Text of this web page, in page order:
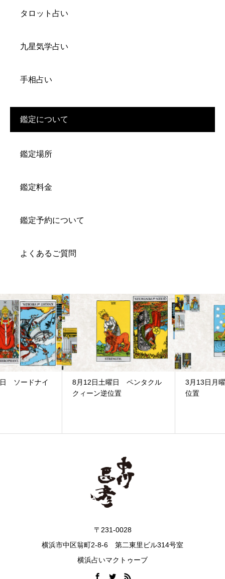
タロット占い
九星気学占い
手相占い
鑑定について
鑑定場所
鑑定料金
鑑定予約について
よくあるご質問
8月12日土曜日 ペンタクル
3月13日月曜日 カップ4逆
〒231-0028
横浜市中区翁町2-8-6 第二東里ビル314号室
横浜占いマクトゥーブ